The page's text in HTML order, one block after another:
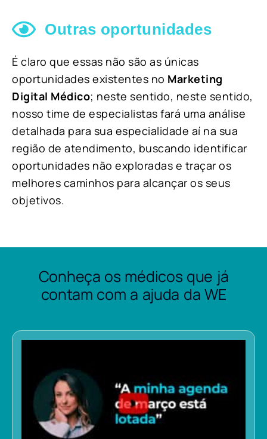
Outras oportunidades
É claro que essas não são as únicas
oportunidades existentes no Marketing
Digital Médico; neste sentido, neste sentido,
nosso time de especialistas fará uma análise
detalhada para sua especialidade aí na sua
região de atendimento, buscando identificar
oportunidades não exploradas e traçar os
melhores caminhos para alcançar os seus
objetivos.
Conheça os médicos que já
contam com a ajuda da WE